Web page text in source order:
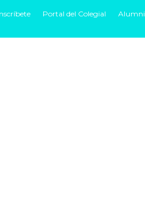
Portal del Colegial Alumni